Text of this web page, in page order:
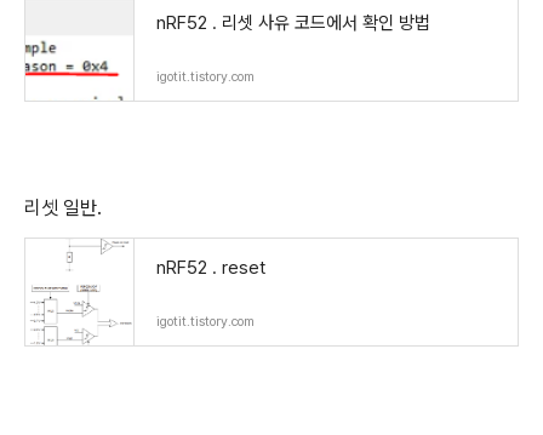
nRF52 . 리셋 사유 코드에서 확인 방법
igotit.tistory.com
리셋 일반.
nRF52 . reset
igotit.tistory.com